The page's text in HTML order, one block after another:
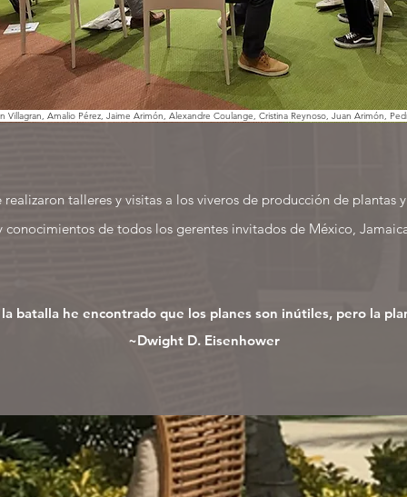
Villagran, Amalio Pérez, Jaime Arimón, Alexandre Coulange, Cristina Reynoso, Juan Arimón,
talleres y visitas a los viveros de producción de plantas
de todos los gerentes invitados de México,
batalla he encontrado que los planes son inútiles, pero la
~Dwight D. Eisenhower